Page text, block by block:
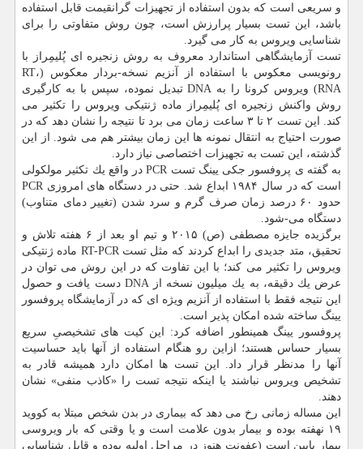
و سریعی است كه بدون استفاده از تجهیزات گرانقیمت قابل استفاده
باشد، این تست بسیار پرارزش است، چون روش متفاوتی را برای
شناسایی ویروس به كار می گیرد.
تست آزمایشگاهی استاندارد معروف به روش زنجیره ای پُلیمِراز با
رونویسی معكوس با استفاده از آنزیم نسخه-بردار معكوس (RT،
RNA) ویروس كرونا را به DNA تبدیل نموده، سپس با به كارگیری
روش واكنش زنجیره ای پُلیمِراز ماده ژنتیكی ویروس را تكثیر می
كند. این تست ۲ تا ۳ ساعت زمان می برد تا نتیجه را نشان دهد كه در
صورت احتیاج به انتقال نمونه ها این زمان بیشتر هم می شود. از این
گذشته، این تست به تجهیزات اختصاصی نیاز دارد.
به گفته ی پروفسور جكی یینگ تست PCR در واقع یك تكثیر مولكولی
است كه در سال ۱۹۸۴ ابداع شد. حتی در دستگاه های امروزی PCR
حدود ۶۰ درصد زمان صرف گرم و سرد شدن (تغییر دمای متناوب)
دستگاه می-شود.
برگزیده جایزه مصطفی (ص) ۲۰۱۵ و تیم او بعد از ۶ هفته تلاش و
تحقیق، متد جدیدی را ابداع كردند كه مثل تست RT-PCR ماده ژنتیكی
ویروس را تكثیر می كند؛ با این تفاوت كه در این روش می توان در
عرض یك دقیقه، به یك میلیون نسخه از DNA دست یافت و حصول
این نتیجه فقط با استفاده از آنزیم ویژه ای كه در آزمایشگاه پروفسور
یینگ ساخته شده امكان پذیر است.
پروفسور یینگ همینطور اضافه كرد: این كیت های تشخیصیِ سریع
بسیار حساس هستند؛ ازاین رو هنگام استفاده از آنها باید حساسیت
آنها را مدنظر قرار داد. این تست ها امكان دارد همیشه قادر به
تشخیص ویروس نباشند یا اینكه نتیجه تست را «كاذب منفی» نشان
دهند.
این مساله زمانی رخ می دهد كه بیماری در بدن شخص مبتلا به كووید
۱۹ نهفته بوده و بیمار بدون علامت است و یا وقتی كه بار ویروسی
بیمار پایین است (عفونت هنوز در مراحل اولیه بوده و قابل شناسایی